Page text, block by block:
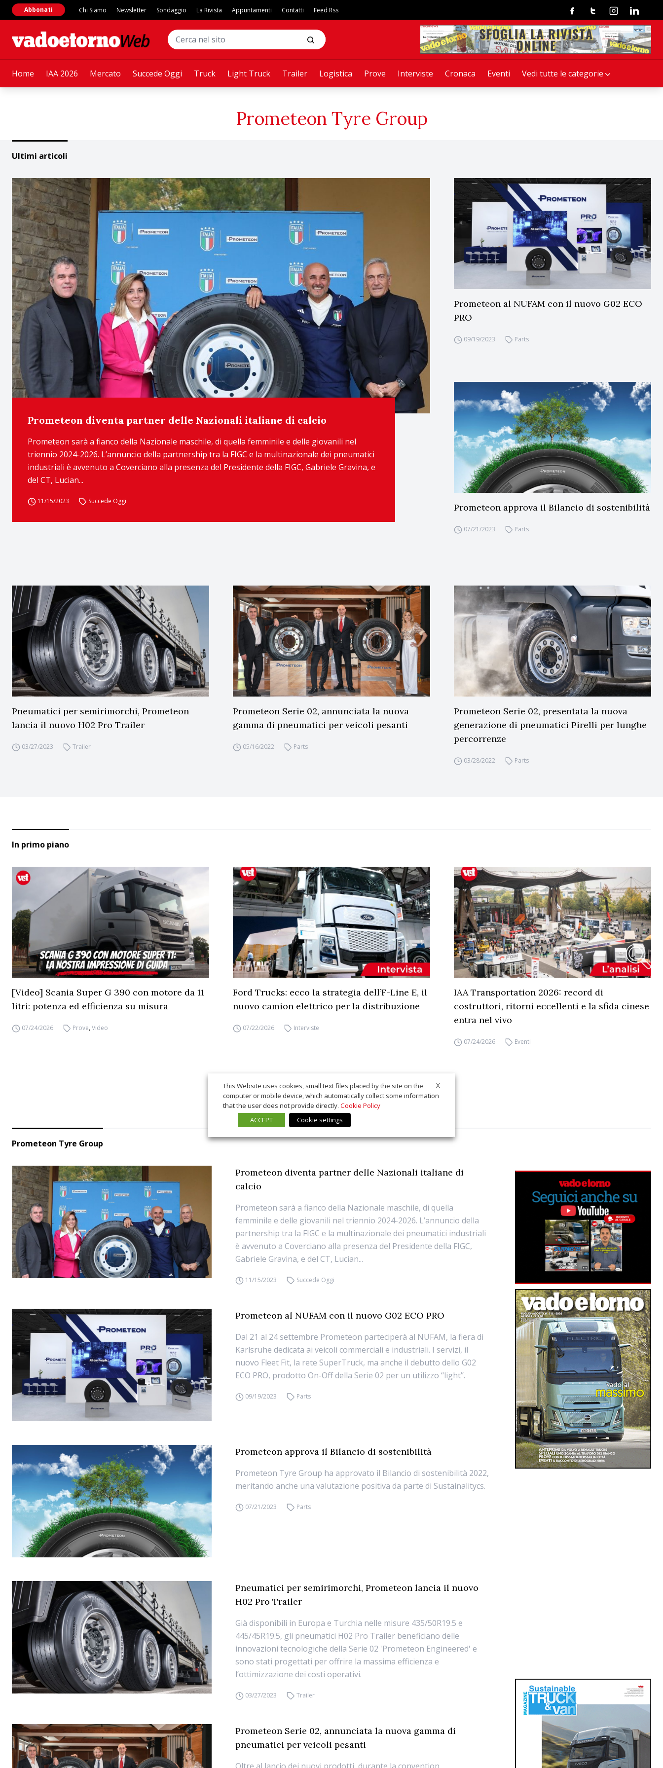
Home IAA 2026 Mercato Succede Oggi Truck Light Truck Trailer Logistica Prove Interviste Cronaca Eventi Vedi tutte le categorie
Abbonati Chi Siamo Newsletter Sondaggio La Rivista Appuntamenti Contatti Feed Rss FacebookTwitterInstagramLinkedin
Prometeon Tyre Group
Ultimi articoli
Prometeon diventa partner delle Nazionali italiane di calcio
Prometeon sarà a fianco della Nazionale maschile, di quella femminile e delle giovanili nel
triennio 2024-2026. L’annuncio della partnership tra la FIGC e la multinazionale dei pneumatici
industriali è avvenuto a Coverciano alla presenza del Presidente della FIGC, Gabriele Gravina, e
del CT, Lucian...
11/15/2023 Succede Oggi
Prometeon al NUFAM con il nuovo G02 ECO
PRO
09/19/2023 Parts
Prometeon approva il Bilancio di sostenibilità
07/21/2023 Parts
Pneumatici per semirimorchi, Prometeon
lancia il nuovo H02 Pro Trailer
03/27/2023 Trailer
Prometeon Serie 02, annunciata la nuova
gamma di pneumatici per veicoli pesanti
05/16/2022 Parts
Prometeon Serie 02, presentata la nuova
generazione di pneumatici Pirelli per lunghe
percorrenze
03/28/2022 Parts
In primo piano
[Video] Scania Super G 390 con motore da 11
litri: potenza ed efficienza su misura
07/24/2026 Prove,Video
Ford Trucks: ecco la strategia dell’F-Line E, il
nuovo camion elettrico per la distribuzione
07/22/2026 Interviste
IAA Transportation 2026: record di
costruttori, ritorni eccellenti e la sfida cinese
entra nel vivo
07/24/2026 Eventi
Prometeon Tyre Group
Prometeon diventa partner delle Nazionali italiane di
calcio
Prometeon sarà a fianco della Nazionale maschile, di quella
femminile e delle giovanili nel triennio 2024-2026. L’annuncio della
partnership tra la FIGC e la multinazionale dei pneumatici industriali
è avvenuto a Coverciano alla presenza del Presidente della FIGC,
Gabriele Gravina, e del CT, Lucian...
11/15/2023 Succede Oggi
Prometeon al NUFAM con il nuovo G02 ECO PRO
Dal 21 al 24 settembre Prometeon parteciperà al NUFAM, la fiera di
Karlsruhe dedicata ai veicoli commerciali e industriali. I servizi, il
nuovo Fleet Fit, la rete SuperTruck, ma anche il debutto dello G02
ECO PRO, prodotto On-Off della Serie 02 per un utilizzo ‘‘light’’.
09/19/2023 Parts
Prometeon approva il Bilancio di sostenibilità
Prometeon Tyre Group ha approvato il Bilancio di sostenibilità 2022,
meritando anche una valutazione positiva da parte di Sustainalitycs.
07/21/2023 Parts
Pneumatici per semirimorchi, Prometeon lancia il nuovo
H02 Pro Trailer
Già disponibili in Europa e Turchia nelle misure 435/50R19.5 e
445/45R19.5, gli pneumatici H02 Pro Trailer beneficiano delle
innovazioni tecnologiche della Serie 02 'Prometeon Engineered' e
sono stati progettati per offrire la massima efficienza e
l’ottimizzazione dei costi operativi.
03/27/2023 Trailer
Prometeon Serie 02, annunciata la nuova gamma di
pneumatici per veicoli pesanti
X
This Website uses cookies, small text files placed by the site on the
computer or mobile device, which automatically collect some information
that the user does not provide directly. Cookie Policy
ACCEPT
Cookie settings